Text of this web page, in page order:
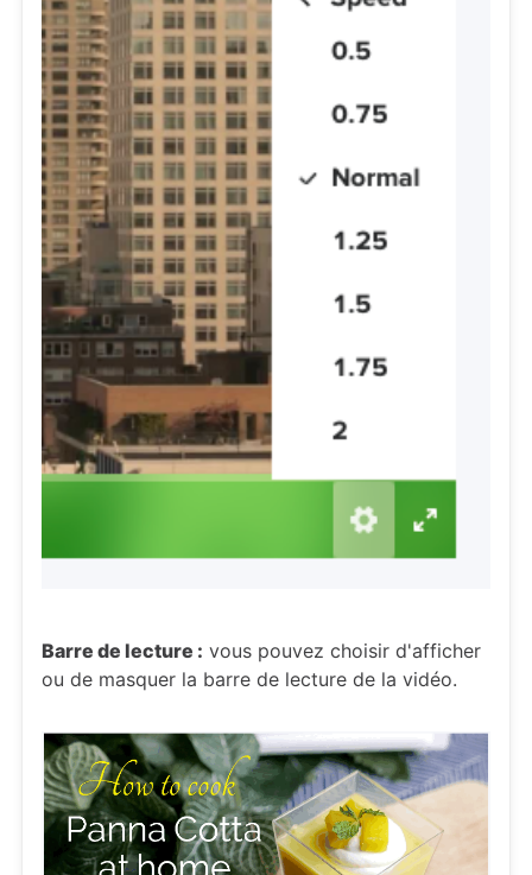
Barre de lecture : vous pouvez choisir d'afficher
ou de masquer la barre de lecture de la vidéo.